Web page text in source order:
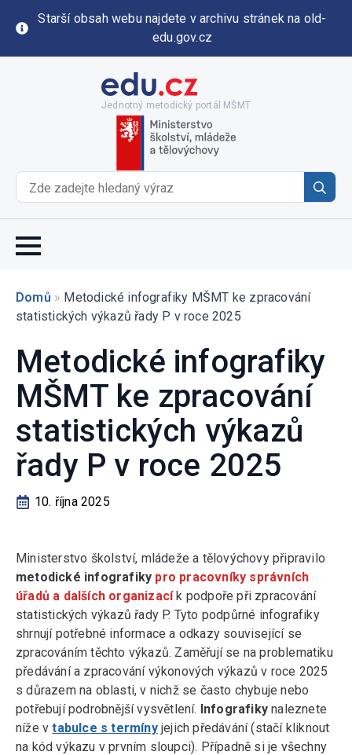
Starší obsah webu najdete v archivu stránek na old-
edu.gov.cz
Jednotný metodický portál MŠMT
for:
Domů » Metodické infografiky MŠMT ke zpracování
statistických výkazů řady P v roce 2025
Metodické infografiky
MŠMT ke zpracování
statistických výkazů
řady P v roce 2025
10. října 2025
Ministerstvo školství, mládeže a tělovýchovy připravilo
metodické infografiky pro pracovníky správních
úřadů a dalších organizacík podpoře při zpracování
statistických výkazů řady P. Tyto podpůrné infografiky
shrnují potřebné informace a odkazy související se
zpracováním těchto výkazů. Zaměřují se na problematiku
předávání a zpracování výkonových výkazů v roce 2025
s důrazem na oblasti, v nichž se často chybuje nebo
potřebují podrobnější vysvětlení. Infografikynaleznete
níže vtabulce s termínyjejich předávání (stačí kliknout
na kód výkazu v prvním sloupci). Případně si je všechny